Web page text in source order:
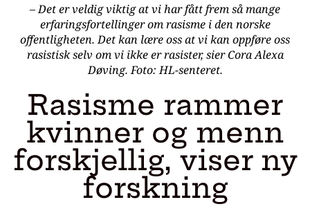
– Det er veldig viktig at vi har fått frem så mange
erfaringsfortellinger om rasisme i den norske
offentligheten. Det kan lære oss at vi kan oppføre oss
rasistisk selv om vi ikke er rasister, sier Cora Alexa
Døving. Foto: HL-senteret.
Rasisme rammer
kvinner og menn
forskjellig, viser ny
forskning